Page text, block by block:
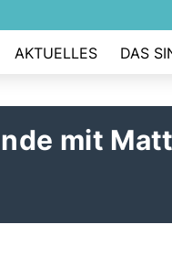
AKTUELLES DAS
mit